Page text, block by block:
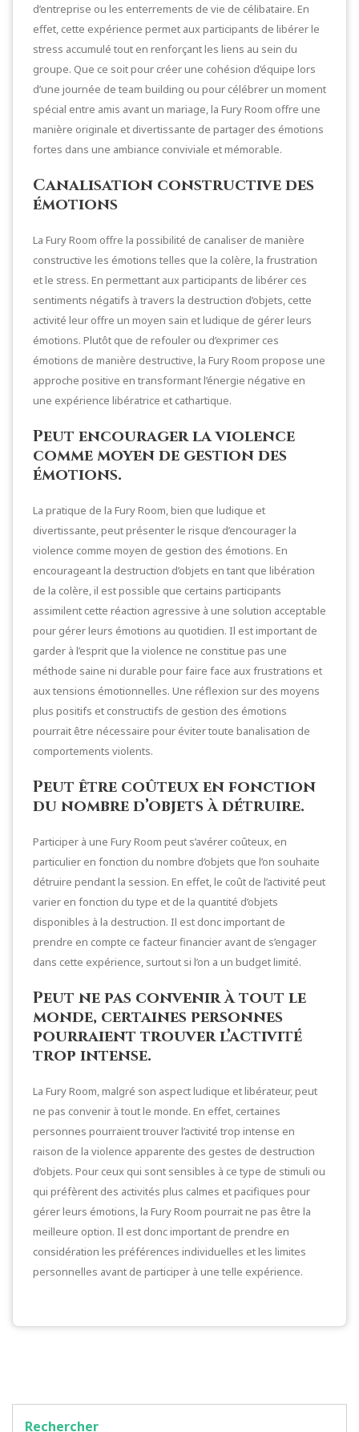
d’entreprise ou les enterrements de vie de célibataire. En
effet, cette expérience permet aux participants de libérer le
stress accumulé tout en renforçant les liens au sein du
groupe. Que ce soit pour créer une cohésion d’équipe lors
d’une journée de team building ou pour célébrer un moment
spécial entre amis avant un mariage, la Fury Room offre une
manière originale et divertissante de partager des émotions
fortes dans une ambiance conviviale et mémorable.
Canalisation constructive des
émotions
La Fury Room offre la possibilité de canaliser de manière
constructive les émotions telles que la colère, la frustration
et le stress. En permettant aux participants de libérer ces
sentiments négatifs à travers la destruction d’objets, cette
activité leur offre un moyen sain et ludique de gérer leurs
émotions. Plutôt que de refouler ou d’exprimer ces
émotions de manière destructive, la Fury Room propose une
approche positive en transformant l’énergie négative en
une expérience libératrice et cathartique.
Peut encourager la violence
comme moyen de gestion des
émotions.
La pratique de la Fury Room, bien que ludique et
divertissante, peut présenter le risque d’encourager la
violence comme moyen de gestion des émotions. En
encourageant la destruction d’objets en tant que libération
de la colère, il est possible que certains participants
assimilent cette réaction agressive à une solution acceptable
pour gérer leurs émotions au quotidien. Il est important de
garder à l’esprit que la violence ne constitue pas une
méthode saine ni durable pour faire face aux frustrations et
aux tensions émotionnelles. Une réflexion sur des moyens
plus positifs et constructifs de gestion des émotions
pourrait être nécessaire pour éviter toute banalisation de
comportements violents.
Peut être coûteux en fonction
du nombre d’objets à détruire.
Participer à une Fury Room peut s’avérer coûteux, en
particulier en fonction du nombre d’objets que l’on souhaite
détruire pendant la session. En effet, le coût de l’activité peut
varier en fonction du type et de la quantité d’objets
disponibles à la destruction. Il est donc important de
prendre en compte ce facteur financier avant de s’engager
dans cette expérience, surtout si l’on a un budget limité.
Peut ne pas convenir à tout le
monde, certaines personnes
pourraient trouver l’activité
trop intense.
La Fury Room, malgré son aspect ludique et libérateur, peut
ne pas convenir à tout le monde. En effet, certaines
personnes pourraient trouver l’activité trop intense en
raison de la violence apparente des gestes de destruction
d’objets. Pour ceux qui sont sensibles à ce type de stimuli ou
qui préfèrent des activités plus calmes et pacifiques pour
gérer leurs émotions, la Fury Room pourrait ne pas être la
meilleure option. Il est donc important de prendre en
considération les préférences individuelles et les limites
personnelles avant de participer à une telle expérience.
Rechercher